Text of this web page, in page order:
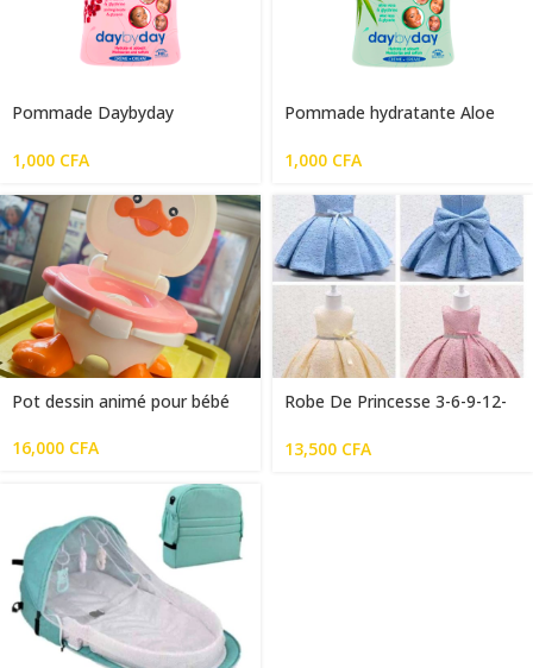
Pommade Daybyday
1,000 CFA
Pommade hydratante Aloe
BY DAY
1,000 CFA
Pot dessin animé pour bébé
16,000 CFA
Robe De Princesse 3-6-9-12-
13,500 CFA